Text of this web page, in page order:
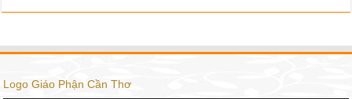
Logo Giáo Phận Cần Thơ